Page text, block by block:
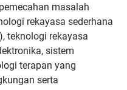
pemecahan masalah
rekayasa sederhana
teknologi rekayasa
sistem
terapan yang
serta